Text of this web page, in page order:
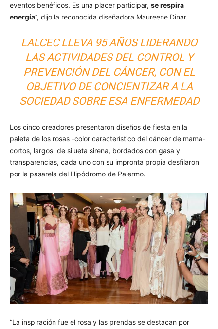
eventos benéficos. Es una placer participar, se respira
energía“, dijo la reconocida diseñadora Maureene Dinar.
LALCEC LLEVA 95 AÑOS LIDERANDO
LAS ACTIVIDADES DEL CONTROL Y
PREVENCIÓN DEL CÁNCER, CON EL
OBJETIVO DE CONCIENTIZAR A LA
SOCIEDAD SOBRE ESA ENFERMEDAD
Los cinco creadores presentaron diseños de fiesta en la
paleta de los rosas -color característico del cáncer de mama-
cortos, largos, de silueta sirena, bordados con gasa y
transparencias, cada uno con su impronta propia desfilaron
por la pasarela del Hipódromo de Palermo.
“La inspiración fue el rosa y las prendas se destacan por